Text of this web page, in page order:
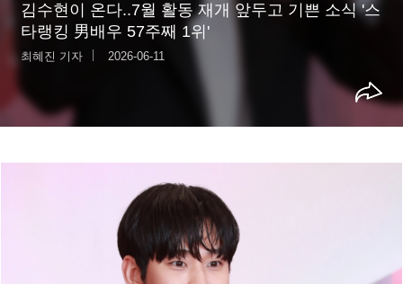
김수현이 온다..7월 활동 재개 앞두고 기쁜 소식 '스
타랭킹 男배우 57주째 1위'
최혜진 기자 2026-06-11